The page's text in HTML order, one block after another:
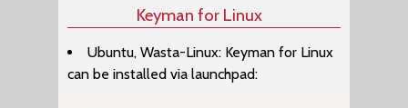
Keyman for Linux
Ubuntu, Wasta-Linux: Keyman for Linux
can be installed via launchpad: